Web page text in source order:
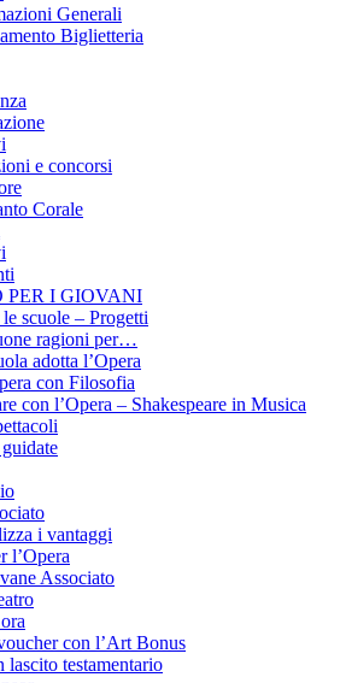
Generali
Biglietteria
e concorsi
Corale
PER I GIOVANI
scuole – Progetti
ragioni per…
adotta l’Opera
con Filosofia
con l’Opera – Shakespeare in Musica
i vantaggi
l’Opera
Associato
con l’Art Bonus
lascito testamentario